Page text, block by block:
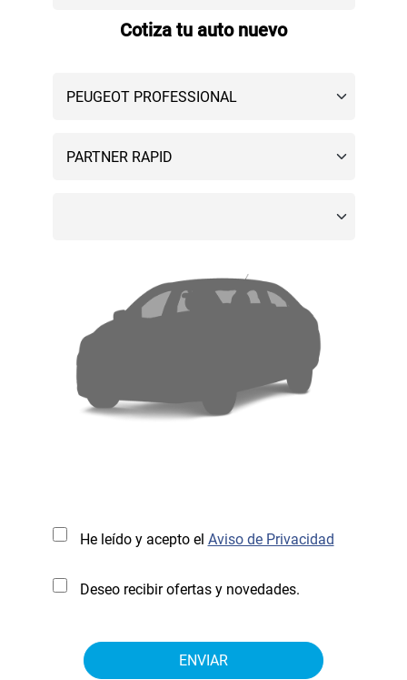
Cotiza tu auto nuevo
He leído y acepto el Aviso de Privacidad
Deseo recibir ofertas y novedades.